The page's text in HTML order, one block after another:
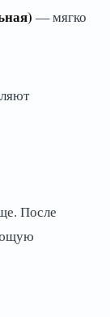
— мягко
После